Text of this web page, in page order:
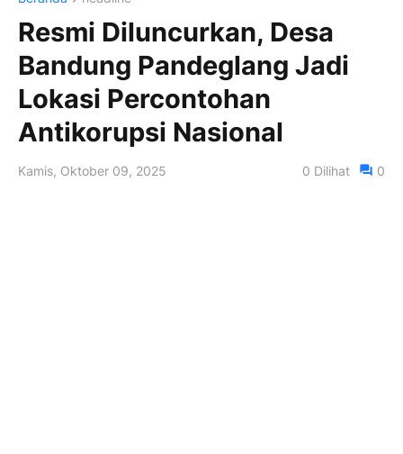
Resmi Diluncurkan, Desa
Bandung Pandeglang Jadi
Lokasi Percontohan
Antikorupsi Nasional
Kamis, Oktober 09, 2025 0 Dilihat 0